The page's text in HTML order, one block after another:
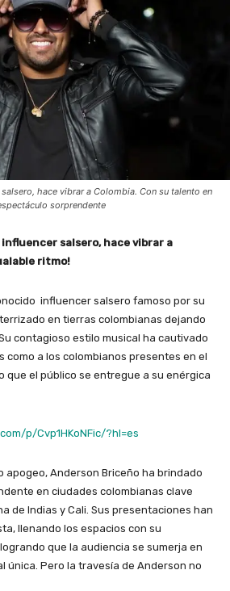
hace vibrar a Colombia. Con su talento en
sorprendente
influencer salsero, hace vibrar a
ritmo!
influencer salsero famoso por su
en tierras colombianas dejando
contagioso estilo musical ha cautivado
como a los colombianos presentes en el
que el público se entregue a su enérgica
p/Cvp1HKoNFic/?hl=es
apogeo, Anderson Briceño ha brindado
en ciudades colombianas clave
de Indias y Cali. Sus presentaciones han
llenando los espacios con su
que la audiencia se sumerja en
única. Pero la travesía de Anderson no